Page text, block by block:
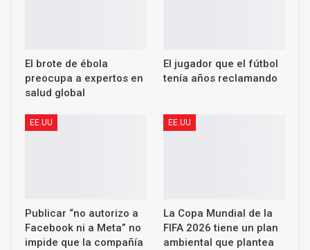
El brote de ébola
preocupa a expertos en
salud global
El jugador que el fútbol
tenía años reclamando
EE.UU
Publicar “no autorizo a
Facebook ni a Meta” no
impide que la compañía
EE.UU
La Copa Mundial de la
FIFA 2026 tiene un plan
ambiental que plantea